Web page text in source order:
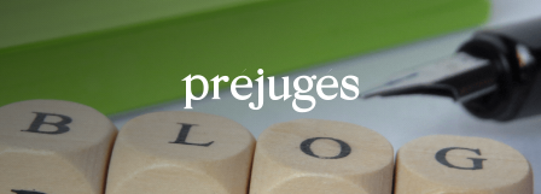
préjugés